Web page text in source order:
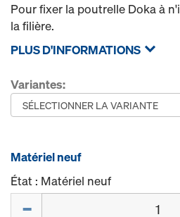
Pour fixer la poutrelle Doka à
la filière.
PLUS D'INFORMATIONS
Variantes:
Matériel neuf
État : Matériel neuf